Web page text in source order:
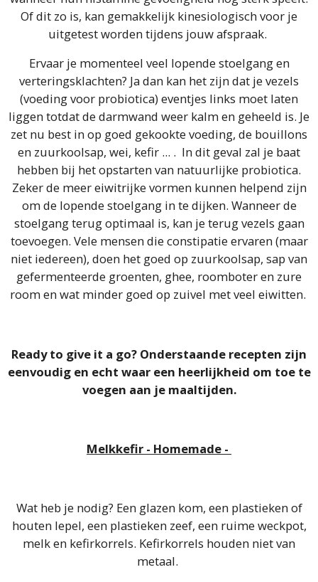
Of dit zo is, kan gemakkelijk kinesiologisch voor je
uitgetest worden tijdens jouw afspraak.
Ervaar je momenteel veel lopende stoelgang en
verteringsklachten? Ja dan kan het zijn dat je vezels
(voeding voor probiotica) eventjes links moet laten
liggen totdat de darmwand weer kalm en geheeld is. Je
zet nu best in op goed gekookte voeding, de bouillons
en zuurkoolsap, wei, kefir ... . In dit geval zal je baat
hebben bij het opstarten van natuurlijke probiotica.
Zeker de meer eiwitrijke vormen kunnen helpend zijn
om de lopende stoelgang in te dijken. Wanneer de
stoelgang terug optimaal is, kan je terug vezels gaan
toevoegen. Vele mensen die constipatie ervaren (maar
niet iedereen), doen het goed op zuurkoolsap, sap van
gefermenteerde groenten, ghee, roomboter en zure
room en wat minder goed op zuivel met veel eiwitten.
Ready to give it a go? Onderstaande recepten zijn
eenvoudig en echt waar een heerlijkheid om toe te
voegen aan je maaltijden.
Melkkefir - Homemade -
Wat heb je nodig? Een glazen kom, een plastieken of
houten lepel, een plastieken zeef, een ruime weckpot,
melk en kefirkorrels. Kefirkorrels houden niet van
metaal.